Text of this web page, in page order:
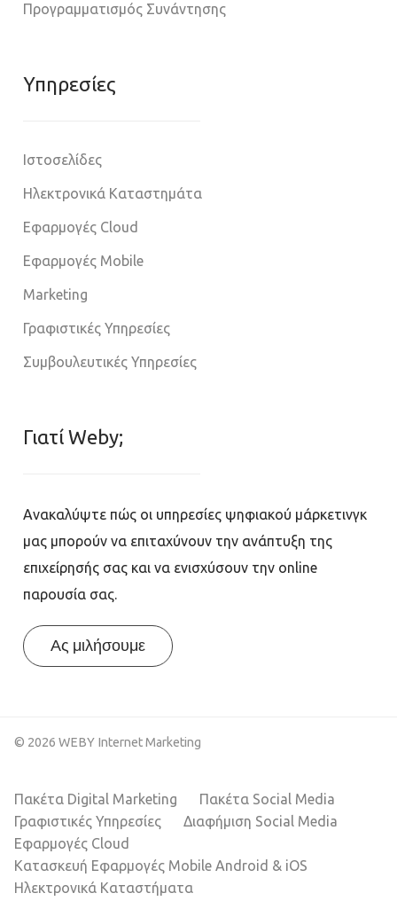
Προγραμματισμός Συνάντησης
Υπηρεσίες
Ιστοσελίδες
Ηλεκτρονικά Καταστημάτα
Εφαρμογές Cloud
Εφαρμογές Mobile
Marketing
Γραφιστικές Υπηρεσίες
Συμβουλευτικές Υπηρεσίες
Γιατί Weby;
Ανακαλύψτε πώς οι υπηρεσίες ψηφιακού μάρκετινγκ
μας μπορούν να επιταχύνουν την ανάπτυξη της
επιχείρησής σας και να ενισχύσουν την online
παρουσία σας.
Ας μιλήσουμε
© 2026 WEBY Internet Marketing
Πακέτα Digital Marketing
Πακέτα Social Media
Γραφιστικές Υπηρεσίες
Διαφήμιση Social Media
Εφαρμογές Cloud
Κατασκευή Εφαρμογές Mobile Android & iOS
Ηλεκτρονικά Καταστήματα